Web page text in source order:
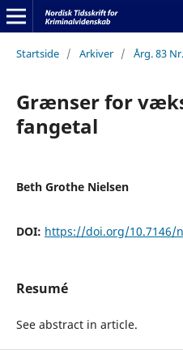
Startside / Arkiver / Årg. 83
Grænser for
fangetal
Beth Grothe Nielsen
DOI: https://doi.org/10.7146/
Resumé
See abstract in article.